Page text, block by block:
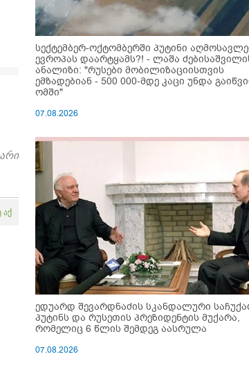
სექტემბერ-ოქტომბერში პუტინი
ევროპას დაარტყამს?! - ლაშა
ანალიზი: "რუსები მობი­ლიზაციისთვის
ემზადებიან - 500 000-მდე კაცი უნდა
ომში"
07.08.2026
ედუარდ შევარდნაძის სკანდალური
პუტინს და რუსეთის პრეზიდენტის მუქარა,
რომელიც 6 წლის შემდეგ აასრულა
07.08.2026